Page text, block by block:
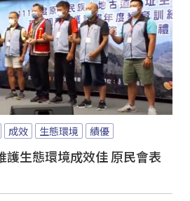
成效 生態環境 績優
護生態環境成效佳 原民會表